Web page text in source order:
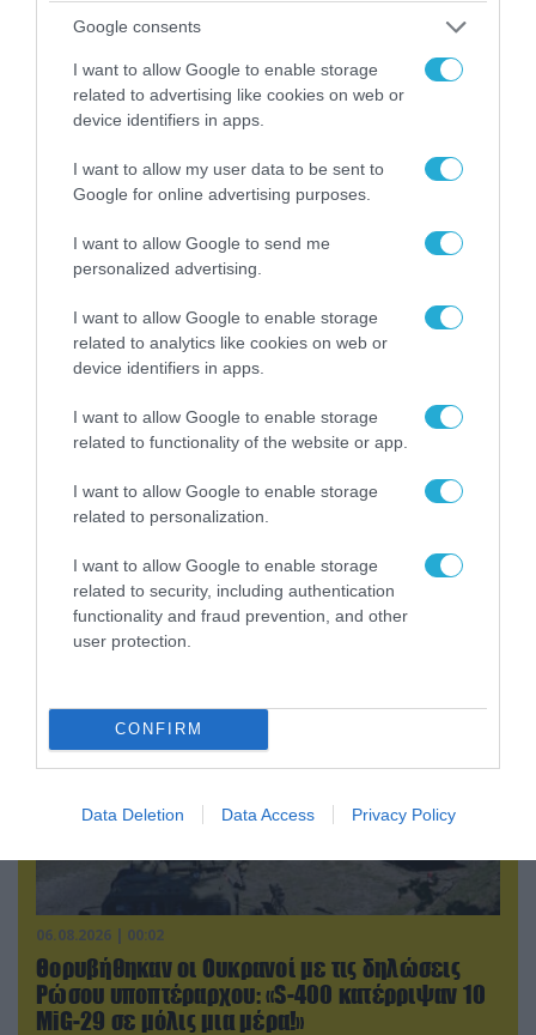
Google consents
I want to allow Google to enable storage
related to advertising like cookies on web or
device identifiers in apps.
I want to allow my user data to be sent to
Google for online advertising purposes.
I want to allow Google to send me
personalized advertising.
I want to allow Google to enable storage
related to analytics like cookies on web or
device identifiers in apps.
I want to allow Google to enable storage
related to functionality of the website or app.
I want to allow Google to enable storage
related to personalization.
I want to allow Google to enable storage
related to security, including authentication
functionality and fraud prevention, and other
user protection.
CONFIRM
Data Deletion Data Access Privacy Policy
βαλλιστικό πύραυλο προς τη
θάλασσα της Ιαπωνίας (βίντεο)
Βίντεο: Η Ρωσία εκπαιδεύει
Βορειοκορεάτες στρατιώτες σε
πεδία βολής για νέες
επιχειρήσεις
Β.Ζαλούζνι: «Η Ρωσία έχει βρει
αντίμετρα για σχεδόν όλα τα
οπλικά συστήματα του ΝΑΤΟ που
χρησιμοποιεί η Ουκρανία»
06.08.2026
Το Κίεβο δεν κατάφερε να
καταρρίψει ούτε έναν από τους
38 ρωσικούς πυραύλους που
POPULAR 24H
06.08.2026 | 00:02
Θορυβήθηκαν οι Ουκρανοί με τις δηλώσεις
Ρώσου υποπτέραρχου: «S-400 κατέρριψαν 10
MiG-29 σε μόλις μια μέρα!»